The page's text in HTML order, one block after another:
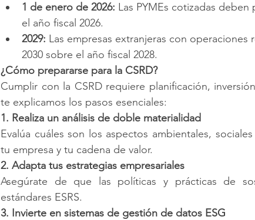
1 de enero de 2026: Las PYMEs cotizadas
el año fiscal 2026.
2029: Las empresas extranjeras con
2030 sobre el año fiscal 2028.
¿Cómo prepararse para la CSRD?
Cumplir con la CSRD requiere planificación,
te explicamos los pasos esenciales:
1. Realiza un análisis de doble materialidad
Evalúa cuáles son los aspectos ambientales,
tu empresa y tu cadena de valor.
2. Adapta tus estrategias empresariales
Asegúrate de que las políticas y prácticas de
estándares ESRS.
3. Invierte en sistemas de gestión de datos ESG